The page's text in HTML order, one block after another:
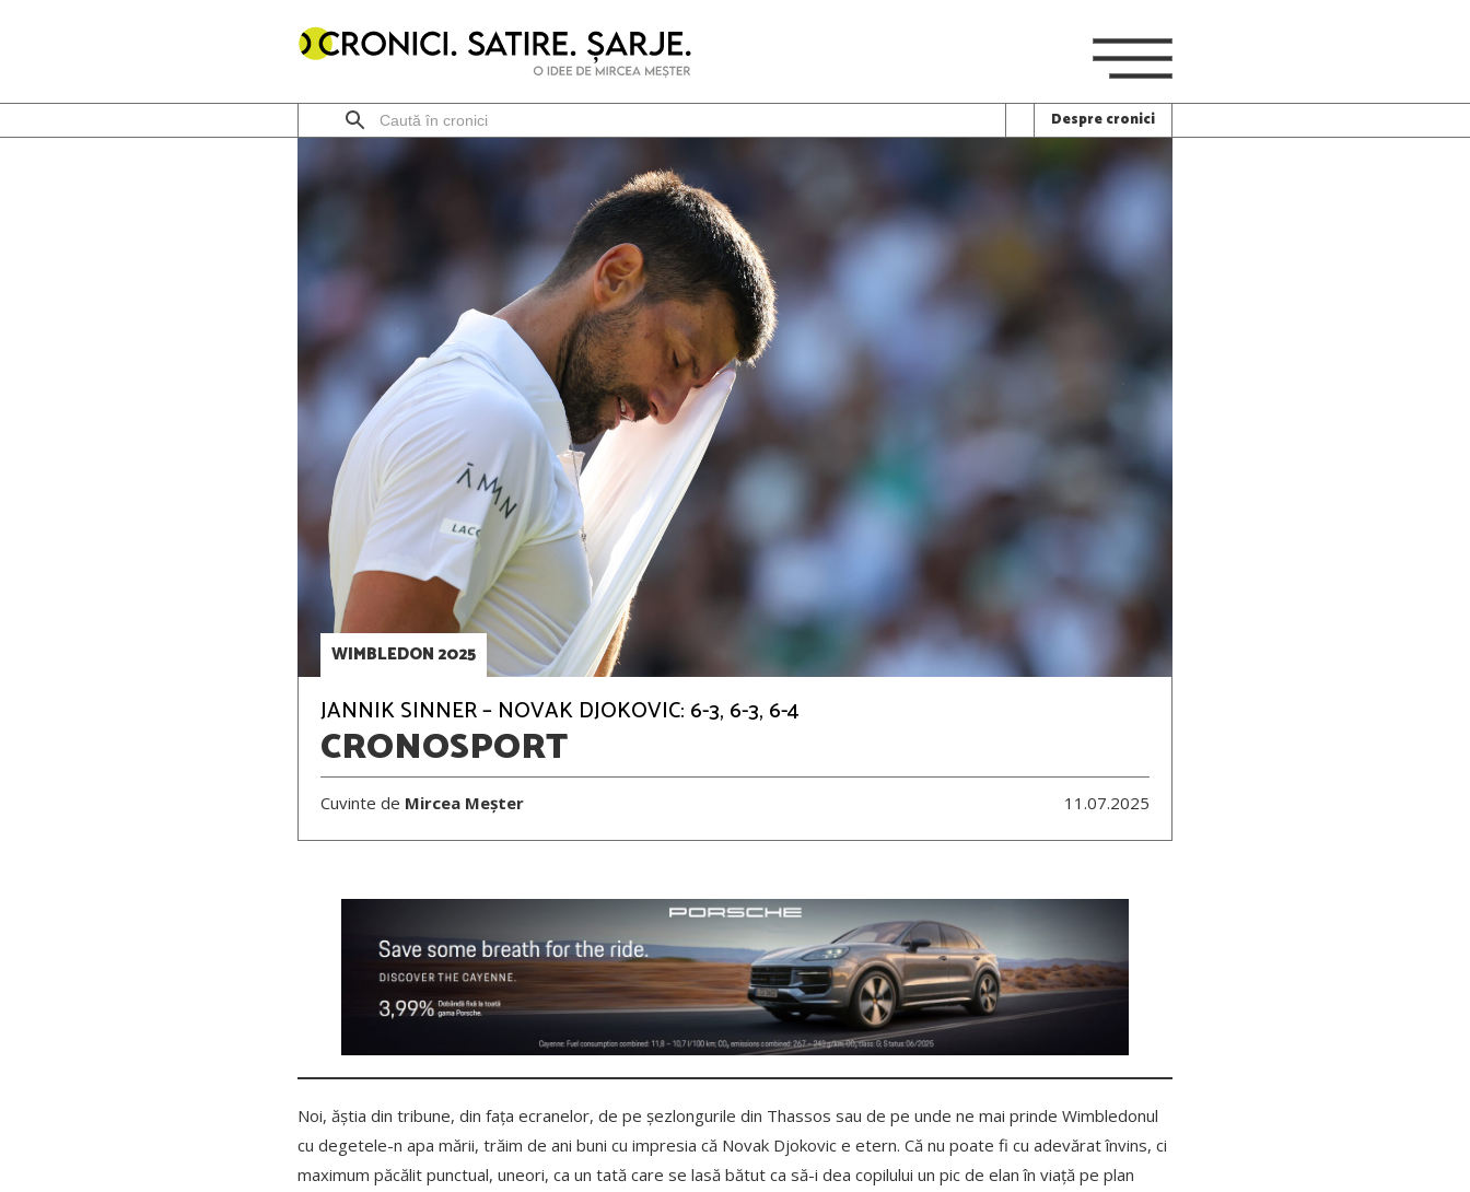
Despre cronici
WIMBLEDON 2025
JANNIK SINNER – NOVAK DJOKOVIC: 6-3, 6-3, 6-4
CRONOSPORT
Cuvinte de Mircea Meșter 11.07.2025
Noi, ăștia din tribune, din fața ecranelor, de pe șezlongurile din Thassos sau de pe unde ne mai prinde Wimbledonul
cu degetele-n apa mării, trăim de ani buni cu impresia că Novak Djokovic e etern. Că nu poate fi cu adevărat învins, ci
maximum păcălit punctual, uneori, ca un tată care se lasă bătut ca să-i dea copilului un pic de elan în viață pe plan